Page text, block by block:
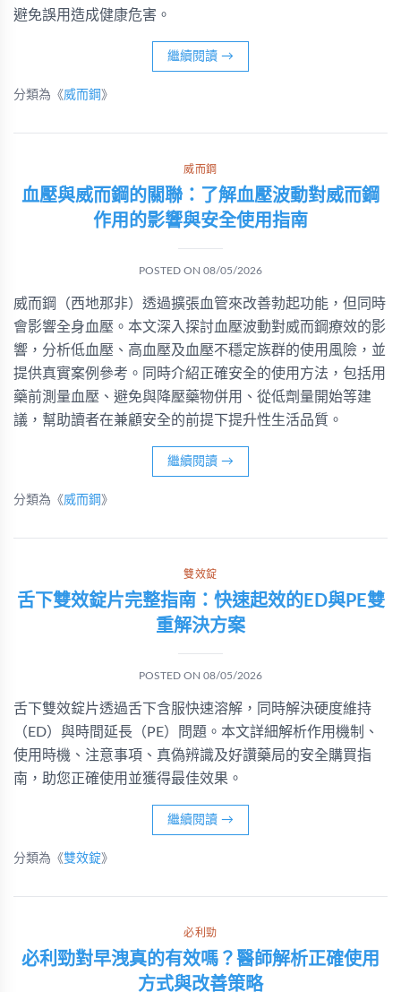
避免誤用造成健康危害。
繼續閱讀 →
分類為《威而鋼 》
威而鋼
血壓與威而鋼的關聯：了解血壓波動對威而鋼
作用的影響與安全使用指南
POSTED ON 08/05/2026
威而鋼（西地那非）透過擴張血管來改善勃起功能，但同時
會影響全身血壓。本文深入探討血壓波動對威而鋼療效的影
響，分析低血壓、高血壓及血壓不穩定族群的使用風險，並
提供真實案例參考。同時介紹正確安全的使用方法，包括用
藥前測量血壓、避免與降壓藥物併用、從低劑量開始等建
議，幫助讀者在兼顧安全的前提下提升性生活品質。
繼續閱讀 →
分類為《威而鋼 》
雙效錠
舌下雙效錠片完整指南：快速起效的ED與PE雙
重解決方案
POSTED ON 08/05/2026
舌下雙效錠片透過舌下含服快速溶解，同時解決硬度維持
（ED）與時間延長（PE）問題。本文詳細解析作用機制、
使用時機、注意事項、真偽辨識及好讚藥局的安全購買指
南，助您正確使用並獲得最佳效果。
繼續閱讀 →
分類為《雙效錠》
必利勁
必利勁對早洩真的有效嗎？醫師解析正確使用
方式與改善策略